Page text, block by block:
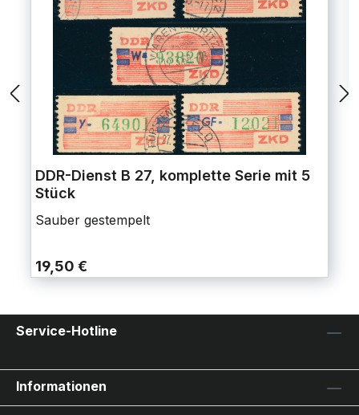
DDR-Dienst B 27, komplette Serie mit 5
Stück
Sauber gestempelt
19,50 €
Service-Hotline
Informationen